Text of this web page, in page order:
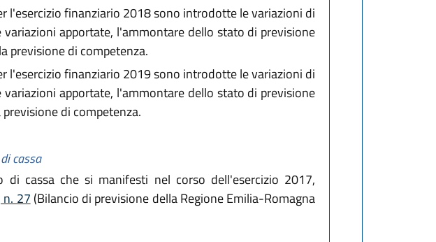
l'esercizio finanziario 2018 sono introdotte le variazioni di
apportate, l'ammontare dello stato di previsione
previsione di competenza.
l'esercizio finanziario 2019 sono introdotte le variazioni di
apportate, l'ammontare dello stato di previsione
di competenza.
cassa
cassa che si manifesti nel corso dell'esercizio 2017,
27 (Bilancio di previsione della Regione Emilia-Romagna